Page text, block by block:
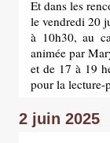
Et dans les
le vendredi 20
à 10h30, au
animée par
et de 17 à 19
pour la lecture-
2 juin 2025